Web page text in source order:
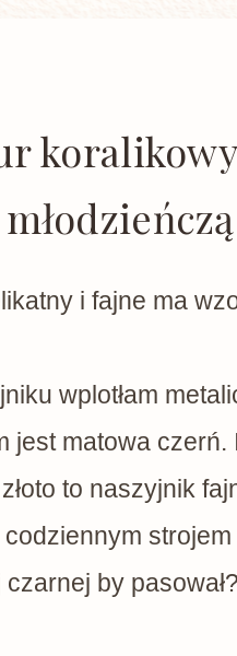
i fajne ma
wplotłam
jest matowa
to naszyjnik
strojem
czarnej by